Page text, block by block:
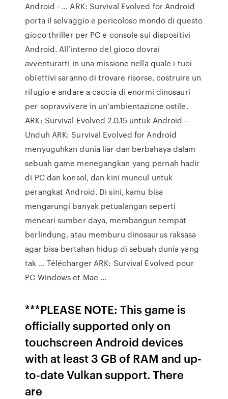
Android - … ARK: Survival Evolved for Android
porta il selvaggio e pericoloso mondo di questo
gioco thriller per PC e console sui dispositivi
Android. All’interno del gioco dovrai
avventurarti in una missione nella quale i tuoi
obiettivi saranno di trovare risorse, costruire un
rifugio e andare a caccia di enormi dinosauri
per sopravvivere in un’ambientazione ostile.
ARK: Survival Evolved 2.0.15 untuk Android -
Unduh ARK: Survival Evolved for Android
menyuguhkan dunia liar dan berbahaya dalam
sebuah game menegangkan yang pernah hadir
di PC dan konsol, dan kini muncul untuk
perangkat Android. Di sini, kamu bisa
mengarungi banyak petualangan seperti
mencari sumber daya, membangun tempat
berlindung, atau memburu dinosaurus raksasa
agar bisa bertahan hidup di sebuah dunia yang
tak … Télécharger ARK: Survival Evolved pour
PC Windows et Mac ...
***PLEASE NOTE: This game is
officially supported only on
touchscreen Android devices
with at least 3 GB of RAM and up-
to-date Vulkan support. There
are